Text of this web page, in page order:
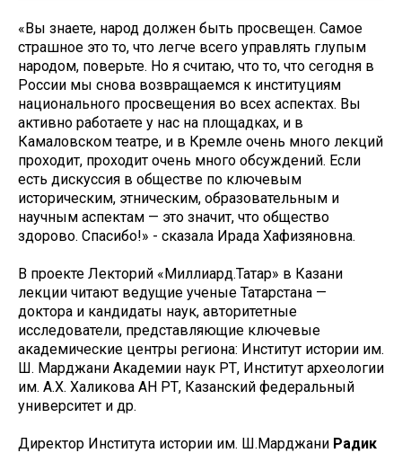
«Вы знаете, народ должен быть просвещен. Самое
страшное это то, что легче всего управлять глупым
народом, поверьте. Но я считаю, что то, что сегодня в
России мы снова возвращаемся к институциям
национального просвещения во всех аспектах. Вы
активно работаете у нас на площадках, и в
Камаловском театре, и в Кремле очень много лекций
проходит, проходит очень много обсуждений. Если
есть дискуссия в обществе по ключевым
историческим, этническим, образовательным и
научным аспектам — это значит, что общество
здорово. Спасибо!» - сказала Ирада Хафизяновна.
В проекте Лекторий «Миллиард.Татар» в Казани
лекции читают ведущие ученые Татарстана —
доктора и кандидаты наук, авторитетные
исследователи, представляющие ключевые
академические центры региона: Институт истории им.
Ш. Марджани Академии наук РТ, Институт археологии
им. А.Х. Халикова АН РТ, Казанский федеральный
университет и др.
Директор Института истории им. Ш.Марджани Радик